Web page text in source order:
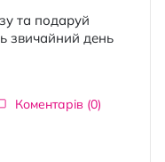
та подаруй
звичайний день
Коментарів (0)